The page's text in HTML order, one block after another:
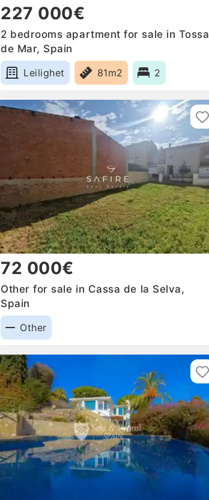
227 000€
2 bedrooms apartment for sale in Tossa
de Mar, Spain
Leilighet
81m2 2
72 000€
Other for sale in Cassa de la Selva,
Spain
Other